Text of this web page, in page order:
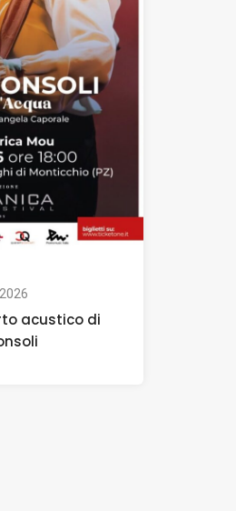
acustico di